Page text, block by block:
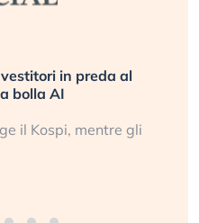
in preda al
bolla AI
il Kospi, mentre gli